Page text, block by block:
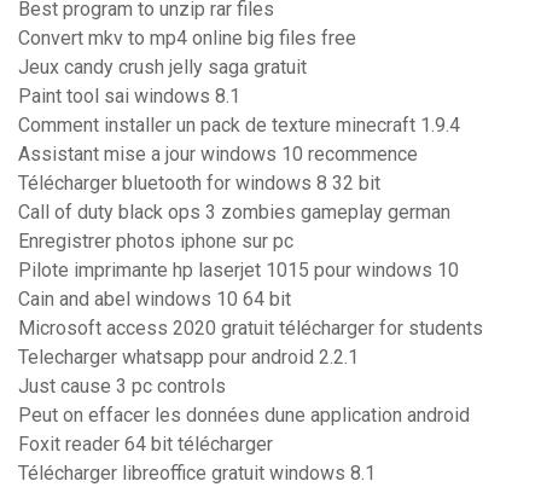
Best program to unzip rar files
Convert mkv to mp4 online big files free
Jeux candy crush jelly saga gratuit
Paint tool sai windows 8.1
Comment installer un pack de texture minecraft 1.9.4
Assistant mise a jour windows 10 recommence
Télécharger bluetooth for windows 8 32 bit
Call of duty black ops 3 zombies gameplay german
Enregistrer photos iphone sur pc
Pilote imprimante hp laserjet 1015 pour windows 10
Cain and abel windows 10 64 bit
Microsoft access 2020 gratuit télécharger for students
Telecharger whatsapp pour android 2.2.1
Just cause 3 pc controls
Peut on effacer les données dune application android
Foxit reader 64 bit télécharger
Télécharger libreoffice gratuit windows 8.1